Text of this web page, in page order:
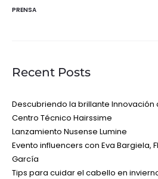
PRENSA
Recent Posts
Descubriendo la brillante Innovación
Centro Técnico Hairssime
Lanzamiento Nusense Lumine
Evento influencers con Eva Bargiela,
García
Tips para cuidar el cabello en